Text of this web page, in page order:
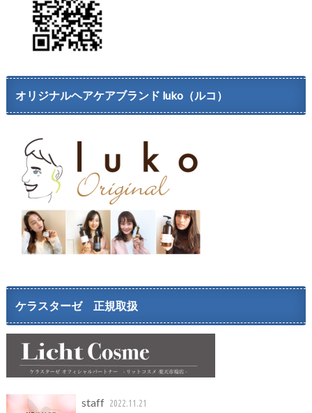
オリジナルヘアケアブランド luko（ルコ）
ケラスターゼ 正規取扱
staff 2022.11.21